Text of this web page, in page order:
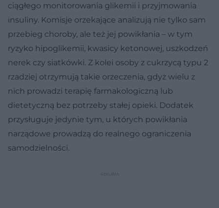
ciągłego monitorowania glikemii i przyjmowania
insuliny. Komisje orzekające analizują nie tylko sam
przebieg choroby, ale też jej powikłania – w tym
ryzyko hipoglikemii, kwasicy ketonowej, uszkodzeń
nerek czy siatkówki. Z kolei osoby z cukrzycą typu 2
rzadziej otrzymują takie orzeczenia, gdyż wielu z
nich prowadzi terapię farmakologiczną lub
dietetyczną bez potrzeby stałej opieki. Dodatek
przysługuje jedynie tym, u których powikłania
narządowe prowadzą do realnego ograniczenia
samodzielności.